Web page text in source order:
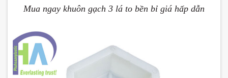
Mua ngay khuôn gạch 3 lá to bền bỉ giá hấp dẫn